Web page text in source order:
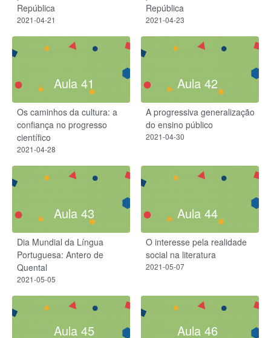
República
2021-04-21
República
2021-04-23
Aula 41
Os caminhos da cultura: a
confiança no progresso
científico
2021-04-28
Aula 42
A progressiva generalização
do ensino público
2021-04-30
Aula 43
Dia Mundial da Língua
Portuguesa: Antero de
Quental
2021-05-05
Aula 44
O interesse pela realidade
social na literatura
2021-05-07
Aula 45 Aula 46